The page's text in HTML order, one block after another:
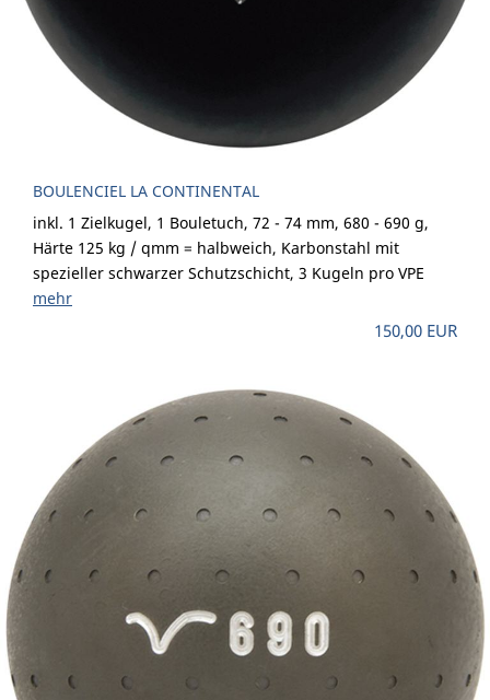
BOULENCIEL LA CONTINENTAL
inkl. 1 Zielkugel, 1 Bouletuch, 72 - 74 mm, 680 - 690 g,
Härte 125 kg / qmm = halbweich, Karbonstahl mit
spezieller schwarzer Schutzschicht, 3 Kugeln pro VPE
mehr
150,00 EUR